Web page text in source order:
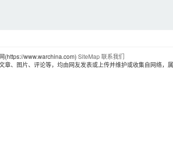
(https://www.warchina.com) SiteMap联系我们
章、图片、评论等，均由网友发表或上传并维护或收集自网络，